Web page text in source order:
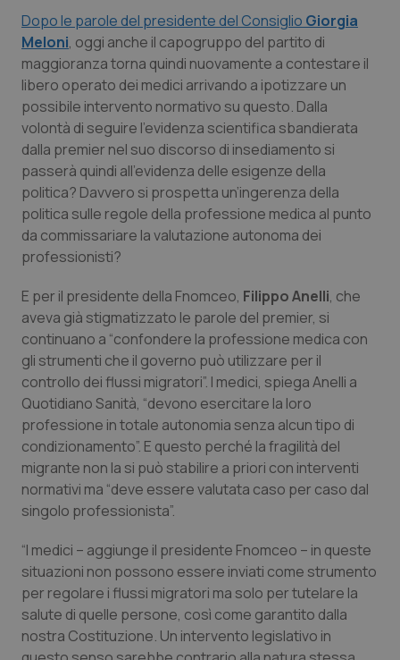
Puglia
Sardegna
Sicilia
Toscana
Umbria
Valle D’Aosta
Veneto
Malattie rare
Malattia di Crohn & Rettocolite Ulcerosa
Neuroscienze & patologie neurodegenerative
Obesità
Oftalmologia
Oncodermatologia
Oncoematologia
Oncologia & Nutrizione
Psoriasi & pelle
Quotidiano Cardiologia
Quotidiano Chirurgia
Quotidiano Oncologia
Quotidiano Pediatria
Rene & patologie urogenitali
Dopo le parole del presidente del Consiglio Giorgia
Meloni, oggi anche il capogruppo del partito di
maggioranza torna quindi nuovamente a contestare il
libero operato dei medici arrivando a ipotizzare un
possibile intervento normativo su questo. Dalla
volontà di seguire l’evidenza scientifica sbandierata
dalla premier nel suo discorso di insediamento si
passerà quindi all’evidenza delle esigenze della
politica? Davvero si prospetta un’ingerenza della
politica sulle regole della professione medica al punto
da commissariare la valutazione autonoma dei
professionisti?
E per il presidente della Fnomceo, Filippo Anelli, che
aveva già stigmatizzato le parole del premier, si
continuano a “confondere la professione medica con
gli strumenti che il governo può utilizzare per il
controllo dei flussi migratori”. I medici, spiega Anelli a
Quotidiano Sanità, “devono esercitare la loro
professione in totale autonomia senza alcun tipo di
condizionamento”. E questo perché la fragilità del
migrante non la si può stabilire a priori con interventi
normativi ma “deve essere valutata caso per caso dal
singolo professionista”.
“I medici – aggiunge il presidente Fnomceo – in queste
situazioni non possono essere inviati come strumento
per regolare i flussi migratori ma solo per tutelare la
salute di quelle persone, così come garantito dalla
nostra Costituzione. Un intervento legislativo in